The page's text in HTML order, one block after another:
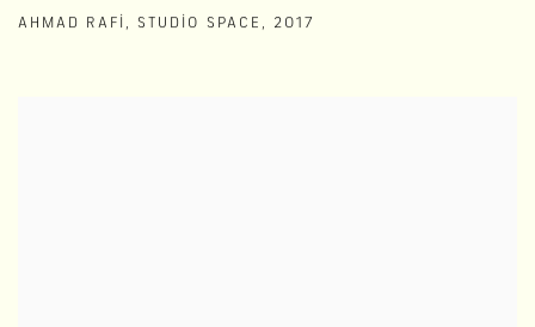
AHMAD RAFI , STUDIO SPACE , 2017